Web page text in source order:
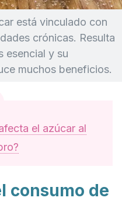
está vinculado con
crónicas. Resulta
esencial y su
muchos beneficios.
el azúcar al
consumo de